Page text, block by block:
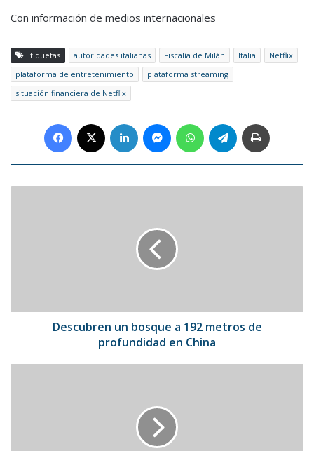
Con información de medios internacionales
Etiquetas autoridades italianas Fiscalía de Milán Italia
Netflix
plataforma de entretenimiento
plataforma streaming
situación financiera de Netflix
Facebook LinkedIn MessengerWhatsAppTelegram
en
Descubren un bosque a 192 metros de
profundidad en China